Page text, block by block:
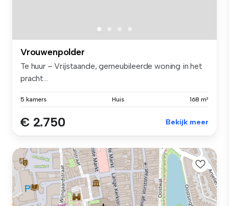
Vrouwenpolder
Te huur – Vrijstaande, gemeubileerde woning in het
pracht...
5 kamers Huis 168 m²
€ 2.750 Bekijk meer